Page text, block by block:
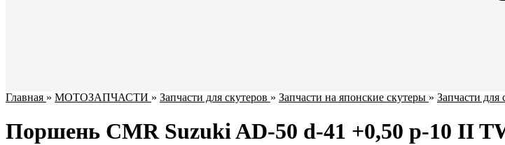
Главная » МОТОЗАПЧАСТИ » Запчасти для скутеров » Запчасти на японские скутеры » Запчасти для
Поршень CMR Suzuki AD-50 d-41 +0,50 p-10 II